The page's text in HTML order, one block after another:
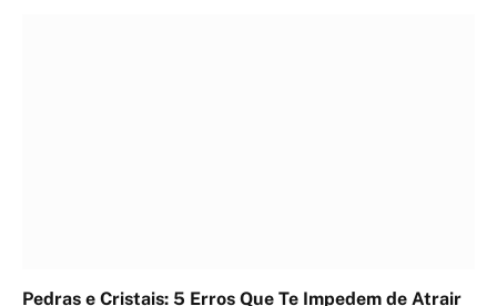
Pedras e Cristais: 5 Erros Que Te Impedem de Atrair